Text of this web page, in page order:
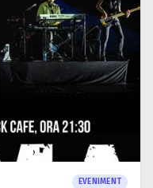
EVENIMENT